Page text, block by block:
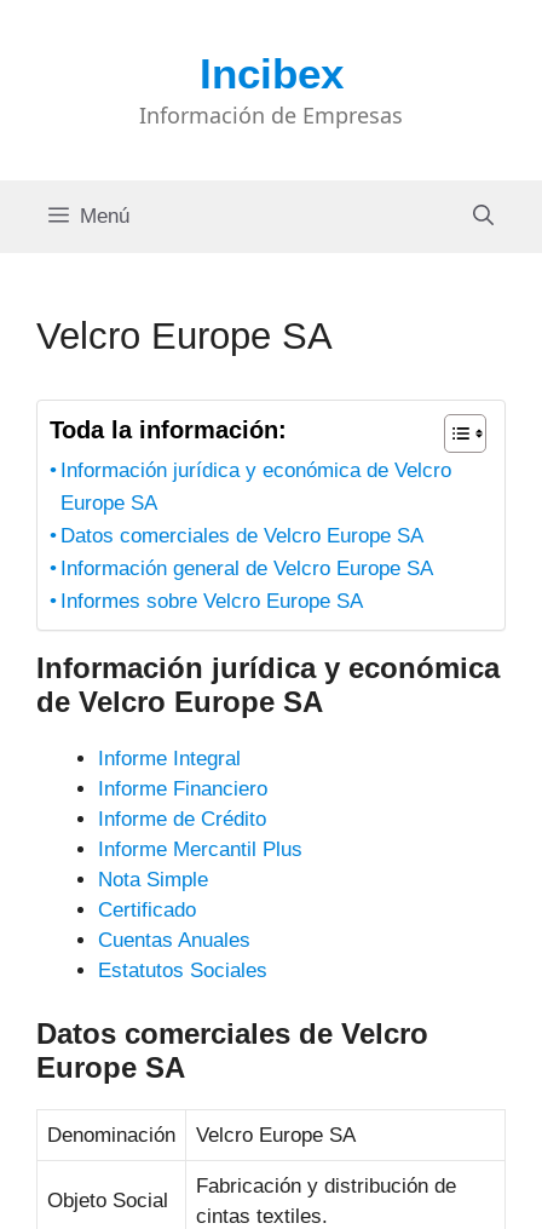
Incibex
Información de Empresas
Menú
Velcro Europe SA
Toda la información:
Información jurídica y económica de Velcro
Europe SA
Datos comerciales de Velcro Europe SA
Información general de Velcro Europe SA
Informes sobre Velcro Europe SA
Información jurídica y económica
de Velcro Europe SA
Informe Integral
Informe Financiero
Informe de Crédito
Informe Mercantil Plus
Nota Simple
Certificado
Cuentas Anuales
Estatutos Sociales
Datos comerciales de Velcro
Europe SA
Denominación Velcro Europe SA
Objeto Social
Fabricación y distribución de
cintas textiles.